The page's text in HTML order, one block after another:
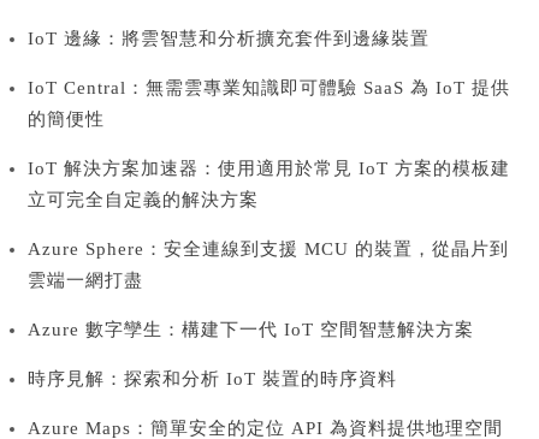
IoT 邊緣： 將雲智慧和分析擴充套件到邊緣裝置
IoT Central： 無需雲專業知識即可體驗 SaaS 為 IoT 提供
的簡便性
IoT 解決方案加速器： 使用適用於常見 IoT 方案的模板建
立可完全自定義的解決方案
Azure Sphere： 安全連線到支援 MCU 的裝置，從晶片到
雲端一網打盡
Azure 數字孿生： 構建下一代 IoT 空間智慧解決方案
時序見解： 探索和分析 IoT 裝置的時序資料
Azure Maps： 簡單安全的定位 API 為資料提供地理空間